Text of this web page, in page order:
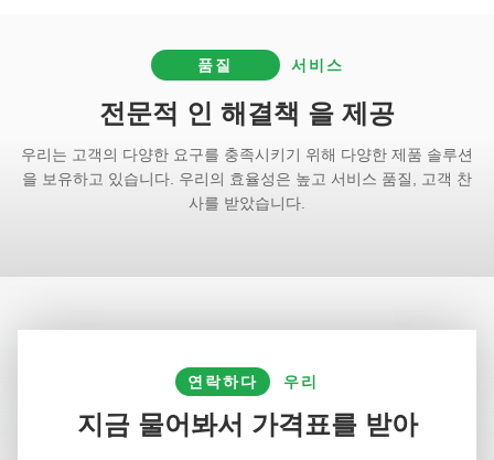
품질 서비스
전문적 인 해결책 을 제공
우리는 고객의 다양한 요구를 충족시키기 위해 다양한 제품 솔루션
을 보유하고 있습니다. 우리의 효율성은 높고 서비스 품질, 고객 찬
사를 받았습니다.
연락하다 우리
지금 물어봐서 가격표를 받아